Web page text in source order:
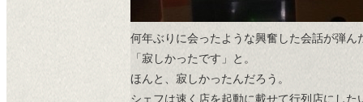
何年ぶりに会ったような興奮した会話が弾ん
「寂しかったです」と。
ほんと、寂しかったんだろう。
シェフは速く店を起動に載せて行列店にし